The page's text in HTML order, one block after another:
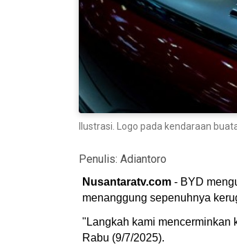
Ilustrasi. Logo pada kendaraan
Penulis: Adiantoro
Nusantaratv.com - BYD
menanggung sepenuhnya
"Langkah kami mencerminkan
Rabu (9/7/2025).